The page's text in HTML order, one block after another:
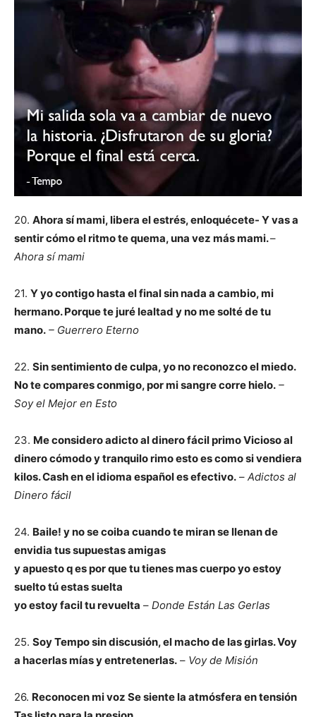
20. Ahora sí mami, libera el estrés, enloquécete- Y vas a
sentir cómo el ritmo te quema, una vez más mami.–
Ahora sí mami
21. Y yo contigo hasta el final sin nada a cambio, mi
hermano. Porque te juré lealtad y no me solté de tu
mano. – Guerrero Eterno
22. Sin sentimiento de culpa, yo no reconozco el miedo.
No te compares conmigo, por mi sangre corre hielo. –
Soy el Mejor en Esto
23. Me considero adicto al dinero fácil primo Vicioso al
dinero cómodo y tranquilo rimo esto es como si vendiera
kilos. Cash en el idioma español es efectivo. – Adictos al
Dinero fácil
24. Baile! y no se coiba cuando te miran se llenan de
envidia tus supuestas amigas
y apuesto q es por que tu tienes mas cuerpo yo estoy
suelto tú estas suelta
yo estoy facil tu revuelta – Donde Están Las Gerlas
25. Soy Tempo sin discusión, el macho de las girlas. Voy
a hacerlas mías y entretenerlas. – Voy de Misión
26. Reconocen mi voz Se siente la atmósfera en tensión